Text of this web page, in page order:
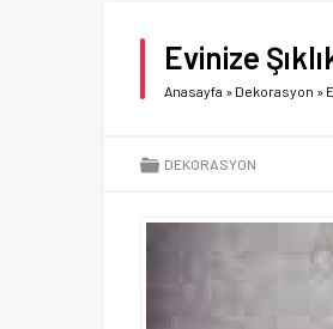
Evinize
Anasayfa » Dekorasyon »
DEKORASYON